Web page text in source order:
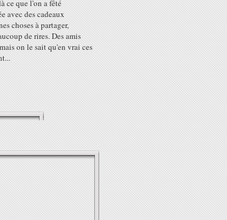
ce que l'on a fêté
avec des cadeaux
choses à partager,
de rires. Des amis
on le sait qu'en vrai ces